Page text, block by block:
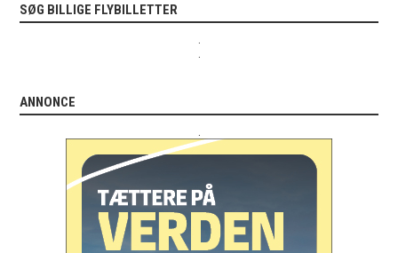
SØG BILLIGE FLYBILLETTER
ANNONCE